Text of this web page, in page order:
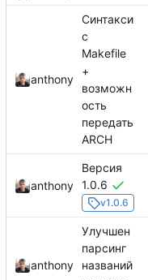
anthony
Синтакси
с
Makefile
+
возможн
ость
передать
ARCH
anthony
Версия
1.0.6
v1.0.6
anthony
Улучшен
парсинг
названий